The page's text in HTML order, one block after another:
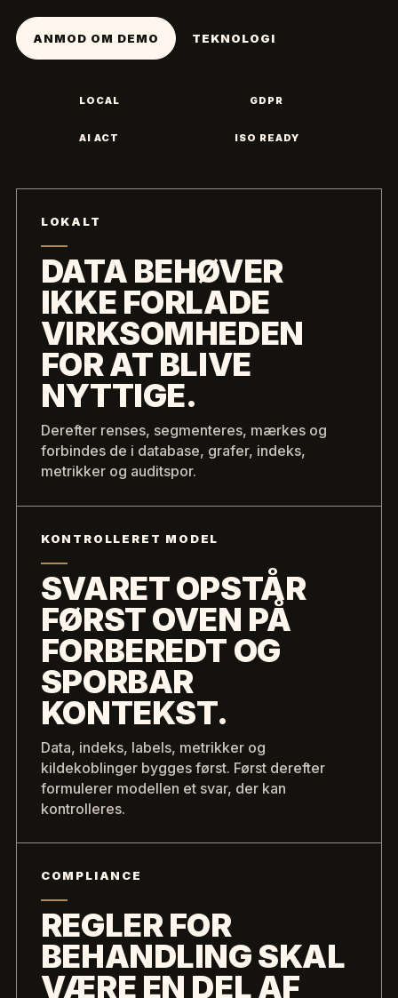
ANMOD OM DEMO TEKNOLOGI
LOCAL GDPR
AI ACT ISO READY
LOKALT
DATA BEHØVER
IKKE FORLADE
VIRKSOMHEDEN
FOR AT BLIVE
NYTTIGE.
Derefter renses, segmenteres, mærkes og
forbindes de i database, grafer, indeks,
metrikker og auditspor.
KONTROLLERET MODEL
SVARET OPSTÅR
FØRST OVEN PÅ
FORBEREDT OG
SPORBAR
KONTEKST.
Data, indeks, labels, metrikker og
kildekoblinger bygges først. Først derefter
formulerer modellen et svar, der kan
kontrolleres.
COMPLIANCE
REGLER FOR
BEHANDLING SKAL
VÆRE EN DEL AF